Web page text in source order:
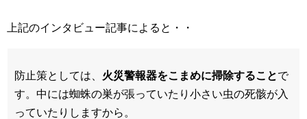
上記のインタビュー記事によると・・
防止策としては、 火災警報器をこまめに掃除することで
す。中には蜘蛛の巣が張っていたり小さい虫の死骸が入
っていたりしますから。